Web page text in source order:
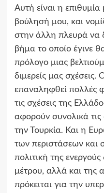
Αυτή είναι η επιθυμία
βούλησή μου, και
στην άλλη πλευρά να
βήμα το οποίο έγινε
πρόλογο μιας
διμερείς μας σχέσεις.
επαναληφθεί πολλές
τις σχέσεις της
αφορούν συνολικά
την Τουρκία. Και η
των περιστάσεων και
πολιτική της
μέτρου, αλλά και της
πρόκειται για την